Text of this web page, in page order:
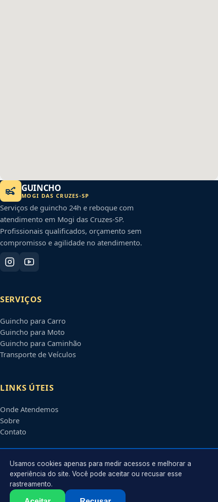
GUINCHO
MOGI DAS CRUZES-SP
Serviços de guincho 24h e reboque com
atendimento em Mogi das Cruzes-SP.
Profissionais qualificados, orçamento sem
compromisso e agilidade no atendimento.
SERVIÇOS
Guincho para Carro
Guincho para Moto
Guincho para Caminhão
Transporte de Veículos
LINKS ÚTEIS
Onde Atendemos
Sobre
Contato
CONTATO
Atendimento em
contato@guinchosmogidascruzes.com.br
Usamos cookies apenas para medir acessos e melhorar a
experiência do site. Você pode aceitar ou recusar esse
rastreamento.